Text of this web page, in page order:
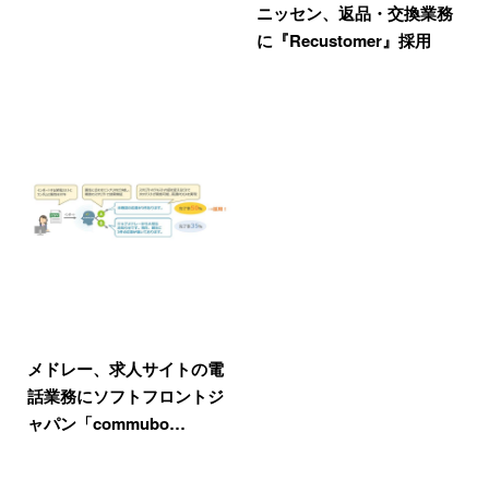
ニッセン、返品・交換業務
に『Recustomer』採用
メドレー、求人サイトの電
話業務にソフトフロントジ
ャパン「commubo…